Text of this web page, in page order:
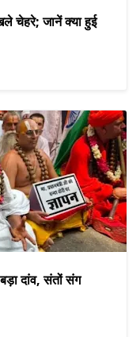
चेहरे; जानें क्या हुई
दांव, संतों संग